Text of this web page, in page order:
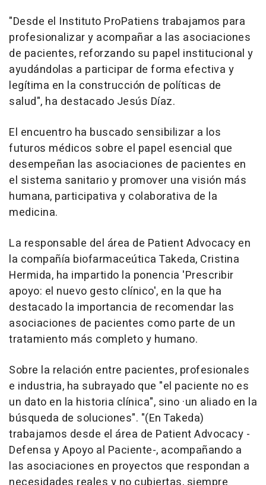
"Desde el Instituto ProPatiens trabajamos para
profesionalizar y acompañar a las asociaciones
de pacientes, reforzando su papel institucional y
ayudándolas a participar de forma efectiva y
legítima en la construcción de políticas de
salud", ha destacado Jesús Díaz.
El encuentro ha buscado sensibilizar a los
futuros médicos sobre el papel esencial que
desempeñan las asociaciones de pacientes en
el sistema sanitario y promover una visión más
humana, participativa y colaborativa de la
medicina.
La responsable del área de Patient Advocacy en
la compañía biofarmaceútica Takeda, Cristina
Hermida, ha impartido la ponencia 'Prescribir
apoyo: el nuevo gesto clínico', en la que ha
destacado la importancia de recomendar las
asociaciones de pacientes como parte de un
tratamiento más completo y humano.
Sobre la relación entre pacientes, profesionales
e industria, ha subrayado que "el paciente no es
un dato en la historia clínica", sino ·un aliado en la
búsqueda de soluciones". "(En Takeda)
trabajamos desde el área de Patient Advocacy -
Defensa y Apoyo al Paciente-, acompañando a
las asociaciones en proyectos que respondan a